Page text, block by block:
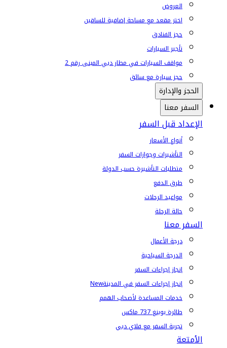
العروض
اختر مقعد مع مساحة إضافية للساقين
حجز الفنادق
تأجير السيارات
مواقف السيارات في مطار دبي المبنى رقم 2
حجز سيارة مع سائق
الحجز والإدارة
السفر معنا
الإعداد قبل السفر
أنواع الأسعار
التأشيرات وجوازات السفر
متطلبات التأشيرة حسب الدولة
طرق الدفع
مواعيد الرحلات
حالة الرحلة
السفر معنا
درجة الأعمال
الدرجة السياحية
إنجاز إجراءات السفر
إنجاز إجراءات السفر في المدينةNew
خدمات المساعدة لأصحاب الهمم
طائرة بوينغ 737 ماكس
تجربة السفر مع فلاي دبي
الأمتعة